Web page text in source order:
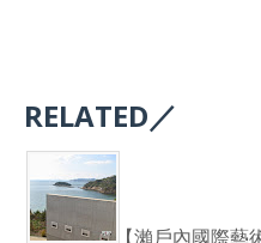
RELATED／
【瀨戶內國際藝